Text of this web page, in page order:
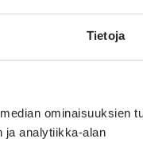
Tietoja
ominaisuuksien
ja analytiikka-alan
TEKSTIILI- JA